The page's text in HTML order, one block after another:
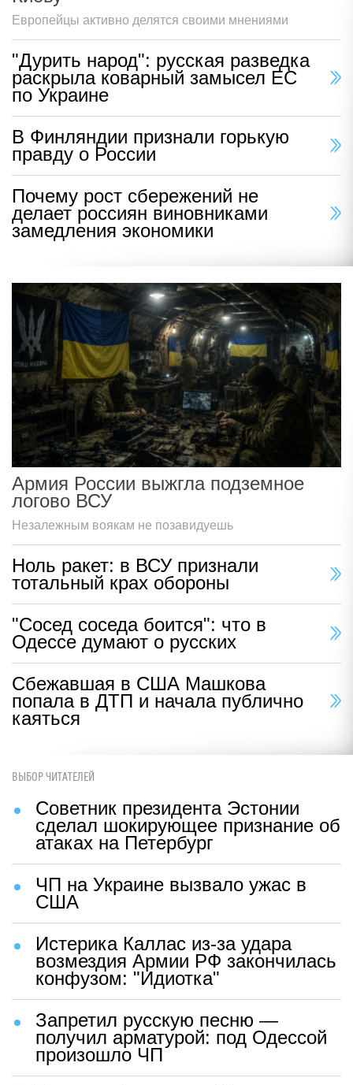
Европейцы активно делятся своими мнениями
"Дурить народ": русская разведка
раскрыла коварный замысел ЕС
по Украине
В Финляндии признали горькую
правду о России
Почему рост сбережений не
делает россиян виновниками
замедления экономики
Армия России выжгла подземное
логово ВСУ
Незалежным воякам не позавидуешь
Ноль ракет: в ВСУ признали
тотальный крах обороны
"Сосед соседа боится": что в
Одессе думают о русских
Сбежавшая в США Машкова
попала в ДТП и начала публично
каяться
ВЫБОР ЧИТАТЕЛЕЙ
Советник президента Эстонии
сделал шокирующее признание об
атаках на Петербург
ЧП на Украине вызвало ужас в
США
Истерика Каллас из-за удара
возмездия Армии РФ закончилась
конфузом: "Идиотка"
Запретил русскую песню —
получил арматурой: под Одессой
произошло ЧП